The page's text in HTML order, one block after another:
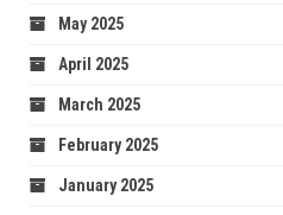
May 2025
April 2025
March 2025
February 2025
January 2025